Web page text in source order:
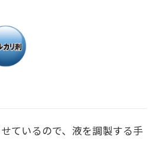
ているので、液を調製する手